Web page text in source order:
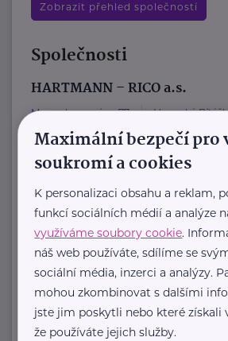
Zobrazit přehled společností
Společnosti
HARTMANN – RICO a.s.
Masarykovo nám. 77 Veverská
zdravotnické pomůcky a
řešení s dlouholetou tradicí.
Zaměřuje ...
https://
+420 800 100 150
info@hartmanndirect.cz
Maximální bezpečí pro
soukromí a cookies
K personalizaci obsahu a reklam,
funkcí sociálních médií a analýze
využíváme soubory cookie.
náš web používáte, sdílíme se
sociální média, inzerci a analýzy.
mohou zkombinovat s dalšími
jste jim poskytli nebo které získali
že používáte jejich služby.